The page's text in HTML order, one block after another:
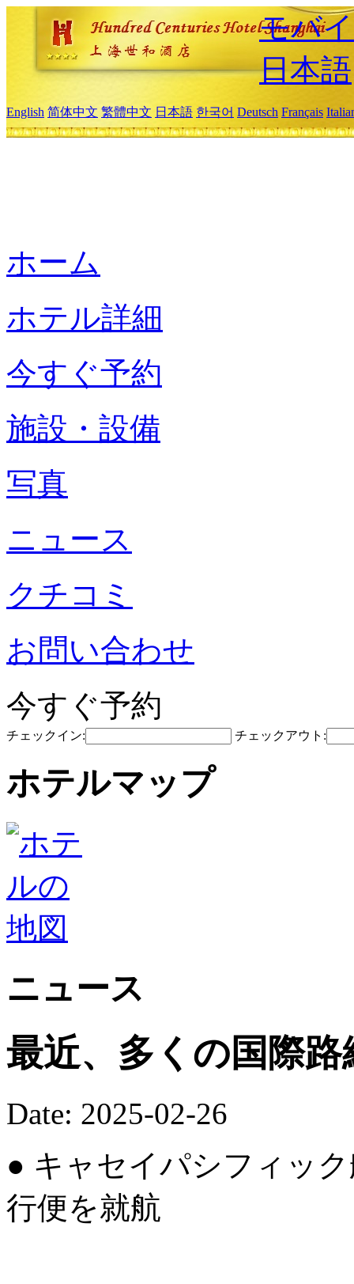
モバ
日本語
English 简体中文 繁體中文 日本語 한국어 Deutsch Français
ホーム
ホテル詳細
今すぐ予約
施設・設備
写真
ニュース
クチコミ
お問い合わせ
今すぐ予約
チェックイン: チェックアウト:
ホテルマップ
ニュース
最近、多くの国際
Date: 2025-02-26
● キャセイパシフィッ
行便を就航